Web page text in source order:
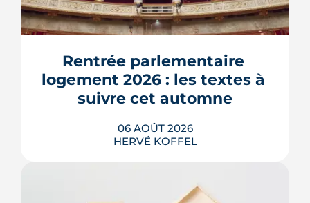
Rentrée parlementaire
logement 2026 : les textes à
suivre cet automne
06 AOÛT 2026
HERVÉ KOFFEL